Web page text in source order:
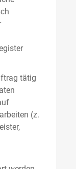
tätig
(z.